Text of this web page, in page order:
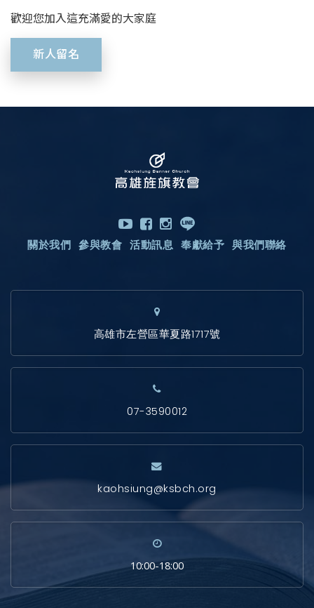
歡迎您加入這充滿愛的大家庭
新人留名
關於我們 參與教會 活動訊息 奉獻給予 與我們聯絡
高雄市左營區華夏路1717號
07-3590012
kaohsiung@ksbch.org
10:00-18:00